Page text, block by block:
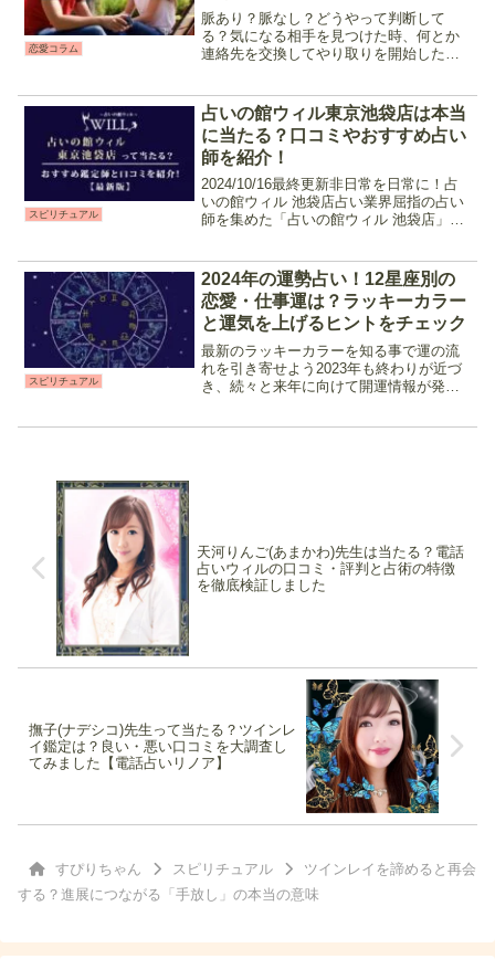
恋愛コラム
脈あり？脈なし？どうやって判断して
る？気になる相手を見つけた時、何とか
連絡先を交換してやり取りを開始したも
れ、もしかしたら「考えすぎ」かも知れ
ません。脈なし、脈あり判断...
スピリチュアル
占いの館ウィル東京池袋店は本当
に当たる？口コミやおすすめ占い
師を紹介！
2024/10/16最終更新非日常を日常に！占
いの館ウィル 池袋店占い業界屈指の占い
師を集めた「占いの館ウィル 池袋店」で
います。特に恋愛、人生相談などで圧倒
的な人気を...
スピリチュアル
2024年の運勢占い！12星座別の
恋愛・仕事運は？ラッキーカラー
と運気を上げるヒントをチェック
最新のラッキーカラーを知る事で運の流
れを引き寄せよう2023年も終わりが近づ
き、続々と来年に向けて開運情報が発表
天河りんご(あまかわ)先生は当たる？電話
占いウィルの口コミ・評判と占術の特徴
を徹底検証しました
撫子(ナデシコ)先生って当たる？ツインレ
イ鑑定は？良い・悪い口コミを大調査し
てみました【電話占いリノア】
すぴりちゃん スピリチュアル
ツインレイを諦めると再会
する？進展につながる「手放し」の本当の意味